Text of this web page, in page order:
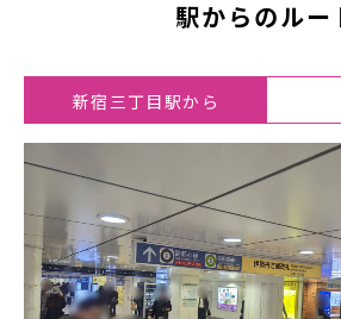
駅からのルー
新宿三丁目駅から